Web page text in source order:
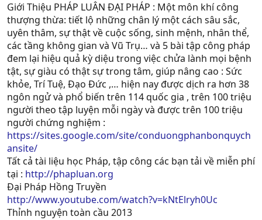
Giới Thiệu PHÁP LUÂN ĐẠI PHÁP : Một môn khí công
thượng thừa: tiết lộ những chân lý một cách sâu sắc,
uyên thâm, sự thật về cuộc sống, sinh mệnh, nhân thể,
các tầng không gian và Vũ Trụ… và 5 bài tập công pháp
đem lại hiệu quả kỳ diệu trong việc chửa lành mọi bệnh
tật, sự giàu có thật sự trong tâm, giúp nâng cao : Sức
khỏe, Trí Tuệ, Ðạo Ðức ,… hiện nay được dịch ra hơn 38
ngôn ngử và phổ biến trên 114 quốc gia , trên 100 triệu
người theo tập luyện mỗi ngày và được trên 100 triệu
người chứng nghiệm :
https://sites.google.com/site/conduongphanbonquych
ansite/
Tất cả tài liệu học Pháp, tập công các bạn tải về miễn phí
tại : http://phapluan.org
Đại Pháp Hồng Truyền
http://www.youtube.com/watch?v=kNtElryh0Uc
Thỉnh nguyện toàn cầu 2013